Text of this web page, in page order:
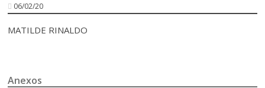
06/02/20
MATILDE RINALDO
Anexos